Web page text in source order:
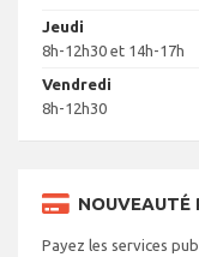
Jeudi
8h-12h30 et 14h-17h
Vendredi
8h-12h30
NOUVEAUTÉ
Payez les services